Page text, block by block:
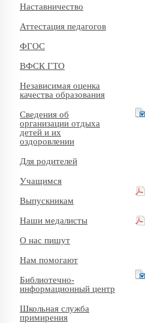
Наставничество
Аттестация педагогов
ФГОС
ВФСК ГТО
Независимая оценка
качества образования
Сведения об
организации отдыха
детей и их
оздоровлении
Для родителей
Учащимся
Выпускникам
Наши медалисты
О нас пишут
Нам помогают
Библиотечно-
информационный центр
Школьная служба
примирения